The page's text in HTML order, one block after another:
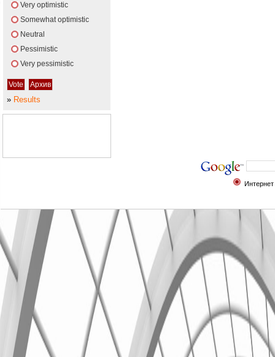
Very optimistic
Somewhat optimistic
Neutral
Pessimistic
Very pessimistic
» Results
Интернет